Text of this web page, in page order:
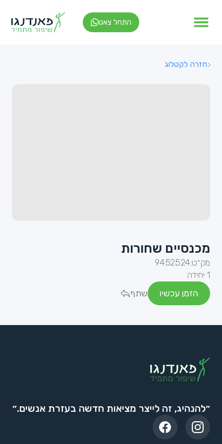
התחל צאט
חזרה לקטלוג
מכנסיים שחורות
מק״ט:9452524
1 יחידה
הזמן עכשיו
שתף
״להנהיג, זה לייצר מציאות חדשה בעזרת אנשים.״